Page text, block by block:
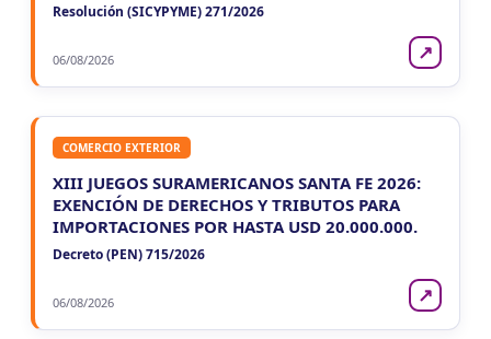
Resolución (SICYPYME) 271/2026
06/08/2026 ↗
COMERCIO EXTERIOR
XIII JUEGOS SURAMERICANOS SANTA FE 2026:
EXENCIÓN DE DERECHOS Y TRIBUTOS PARA
IMPORTACIONES POR HASTA USD 20.000.000.
Decreto (PEN) 715/2026
06/08/2026 ↗